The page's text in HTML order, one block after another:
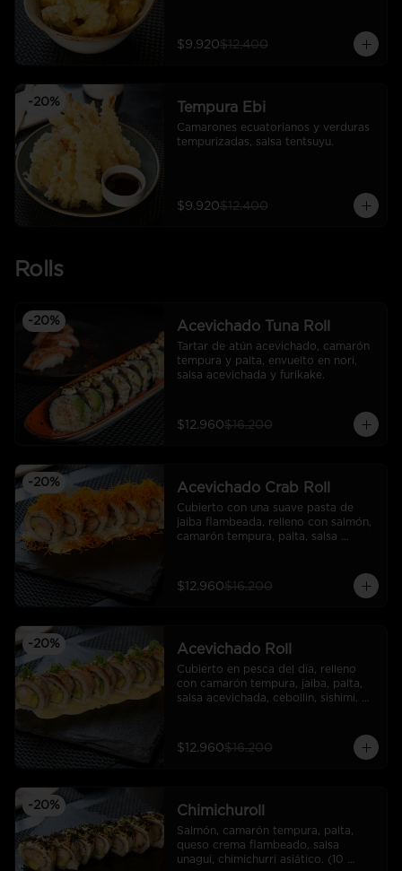
$9.920$12.400
-20% Tempura Ebi
Camarones ecuatorianos y verduras
tempurizadas, salsa tentsuyu.
$9.920$12.400
Rolls
-20% Acevichado Tuna Roll
Tartar de atún acevichado, camarón
tempura y palta, envuelto en nori,
salsa acevichada y furikake.
$12.960$16.200
-20% Acevichado Crab Roll
Cubierto con una suave pasta de
jaiba flambeada, relleno con salmón,
camarón tempura, palta, salsa
$12.960$16.200
-20% Acevichado Roll
Cubierto en pesca del día, relleno
con camarón tempura, jaiba, palta,
salsa acevichada, cebollin, sishimi.
$12.960$16.200
-20% Chimichuroll
Salmón, camarón tempura, palta,
queso crema flambeado, salsa
unagui, chimichurri asiático. (10